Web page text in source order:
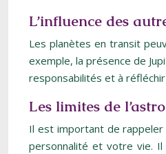
L’influence des
Les planètes en transit
exemple, la présence de
responsabilités et à
Les limites de
Il est important de rappeler
personnalité et votre vie.